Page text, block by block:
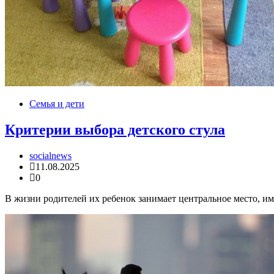
Семья и дети
Критерии выбора детского стула
socialnews
11.08.2025
0
В жизни родителей их ребенок занимает центральное место,